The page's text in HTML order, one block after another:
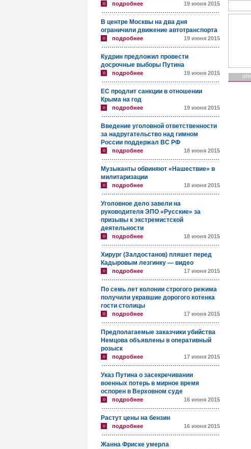
подробнее 19 июня 2015
В центре Москвы на два дня
ограничили движение автотранспорта
подробнее 19 июня 2015
Кудрин предложил провести
досрочные выборы Путина
подробнее 19 июня 2015
ЕС продлит санкции в отношении
Крыма на год
подробнее 19 июня 2015
Введение уголовной ответственности
за надругательство над гимном
России поддержал ВС РФ
подробнее 18 июня 2015
Музыканты обвиняют «Нашествие» в
милитаризации
подробнее 18 июня 2015
Уголовное дело завели на
руководителя ЭПО «Русские» за
призывы к экстремистской
деятельности
подробнее 18 июня 2015
Хирург (Залдостанов) пляшет перед
Кадыровым лезгинку — видео
подробнее 17 июня 2015
По семь лет колонии строгого режима
получили укравшие дорогого котенка
гости столицы
подробнее 17 июня 2015
Предполагаемые заказчики убийства
Немцова объявлены в оперативный
розыск
подробнее 17 июня 2015
Указ Путина о засекречивании
военных потерь в мирное время
оспорен в Верховном суде
подробнее 16 июня 2015
Растут цены на бензин
подробнее 16 июня 2015
Жанна Фриске умерла